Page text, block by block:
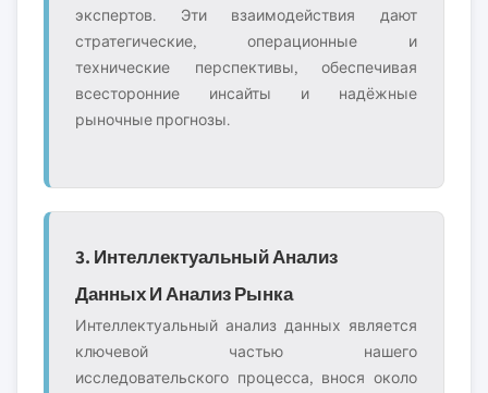
экспертов. Эти взаимодействия дают
стратегические, операционные и
технические перспективы, обеспечивая
всесторонние инсайты и надёжные
рыночные прогнозы.
3. Интеллектуальный Анализ
Данных И Анализ Рынка
Интеллектуальный анализ данных является
ключевой частью нашего
исследовательского процесса, внося около